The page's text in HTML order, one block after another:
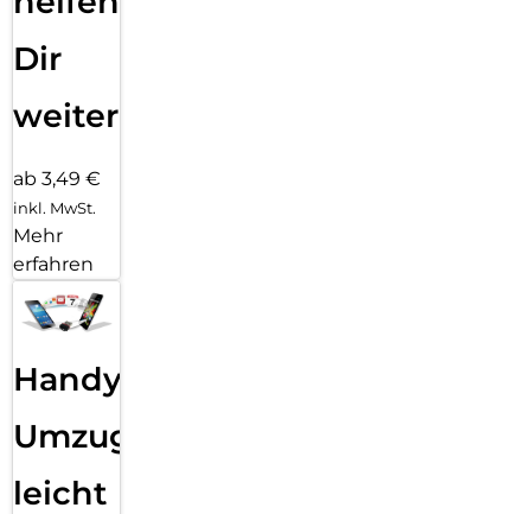
Dir
weiter
ab 3,49 €
inkl. MwSt.
Mehr
erfahren
Handy
Umzug
leicht